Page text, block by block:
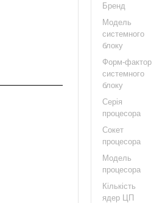
Бренд
Модель
системного
блоку
Форм-фактор
системного
блоку
Серія
процесора
Сокет
процесора
Модель
процесора
Кількість
ядер ЦП